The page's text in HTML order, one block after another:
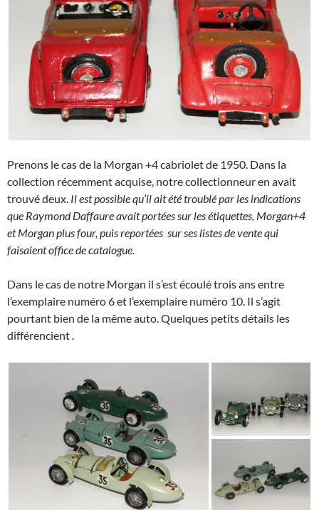
Prenons le cas de la Morgan +4 cabriolet de 1950. Dans la
collection récemment acquise, notre collectionneur en avait
trouvé deux. Il est possible qu’il ait été troublé par les indications
que Raymond Daffaure avait portées sur les étiquettes, Morgan+4
et Morgan plus four, puis reportées sur ses listes de vente qui
faisaient office de catalogue.
Dans le cas de notre Morgan il s’est écoulé trois ans entre
l’exemplaire numéro 6 et l’exemplaire numéro 10. Il s’agit
pourtant bien de la même auto. Quelques petits détails les
différencient .